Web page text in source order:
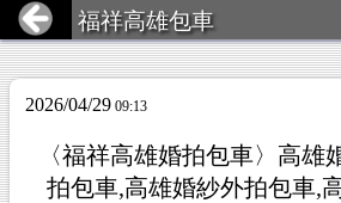
福祥高雄包車
2026/04/29 09:13
〈福祥高雄婚拍包車〉高雄
拍包車,高雄婚紗外拍包車,